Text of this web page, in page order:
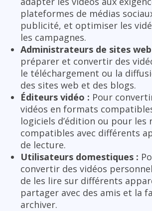
plateformes de médias
publicité, et optimiser les
les campagnes.
Administrateurs de sites
préparer et convertir des
le téléchargement ou la
des sites web et des blogs.
Éditeurs vidéo : Pour
vidéos en formats
logiciels d’édition ou pour les
compatibles avec différents
de lecture.
Utilisateurs domestiques :
convertir des vidéos
de les lire sur différents
partager avec des amis et la
archiver.